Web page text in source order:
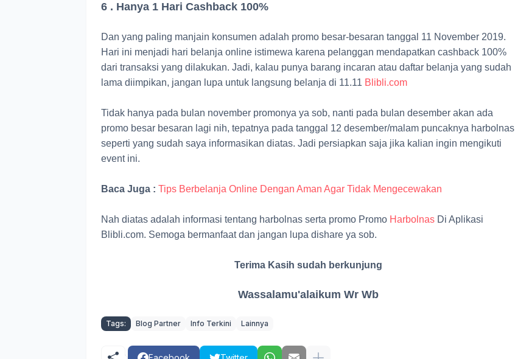
6 . Hanya 1 Hari Cashback 100%
Dan yang paling manjain konsumen adalah promo besar-besaran tanggal 11 November 2019.
Hari ini menjadi hari belanja online istimewa karena pelanggan mendapatkan cashback 100%
dari transaksi yang dilakukan. Jadi, kalau punya barang incaran atau daftar belanja yang sudah
lama diimpikan, jangan lupa untuk langsung belanja di 11.11 Blibli.com
Tidak hanya pada bulan november promonya ya sob, nanti pada bulan desember akan ada
promo besar besaran lagi nih, tepatnya pada tanggal 12 desember/malam puncaknya harbolnas
seperti yang sudah saya informasikan diatas. Jadi persiapkan saja jika kalian ingin mengikuti
event ini.
Baca Juga : Tips Berbelanja Online Dengan Aman Agar Tidak Mengecewakan
Nah diatas adalah informasi tentang harbolnas serta promo Promo Harbolnas Di Aplikasi
Blibli.com. Semoga bermanfaat dan jangan lupa dishare ya sob.
Terima Kasih sudah berkunjung
Wassalamu'alaikum Wr Wb
Tags: Blog Partner Info Terkini Lainnya